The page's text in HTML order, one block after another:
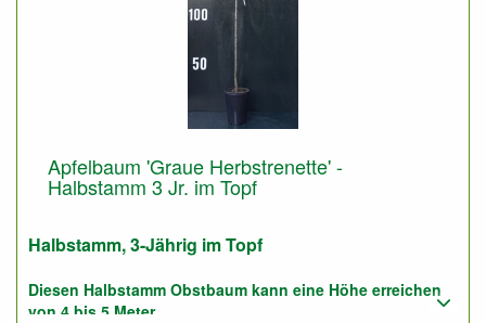
Apfelbaum 'Graue Herbstrenette' -
Halbstamm 3 Jr. im Topf
Halbstamm, 3-Jährig im Topf
Diesen Halbstamm Obstbaum kann eine Höhe erreichen
von 4 bis 5 Meter.